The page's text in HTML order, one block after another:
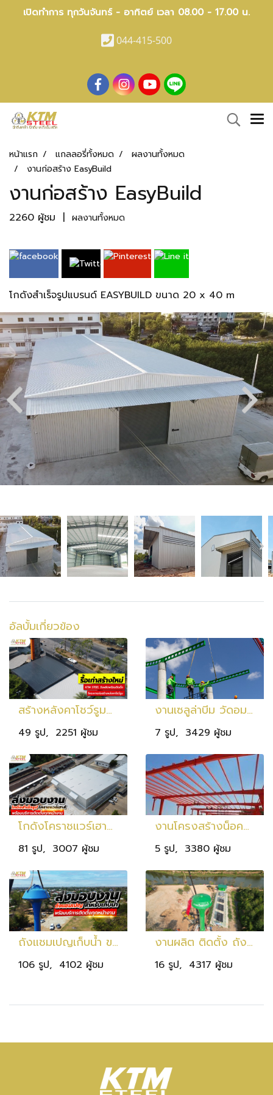
เปิดทำการ ทุกวันจันทร์ - อาทิตย์ เวลา 08.00 - 17.00 น.
044-415-500
หน้าแรก แกลลอรี่ทั้งหมด
ผลงานทั้งหมด
งานก่อสร้าง EasyBuild
งานก่อสร้าง EasyBuild
2260 ผู้ชม | ผลงานทั้งหมด
โกดังสำเร็จรูปแบรนด์ EASYBUILD ขนาด 20 x 40 m
อัลบั้มเกี่ยวข้อง
สร้างหลังคาโชว์รูมมิตซู รัตนหิรัญ (ปากช่อง) ขนาดพื้นที่ 300 ตารางเมตร
49 รูป, 2251 ผู้ชม
งานเซลูล่าบีม วัดอมตวราราม อ.ประทาย จ.นครราชสีมา
7 รูป, 3429 ผู้ชม
โกดังโคราชแวร์เฮาส์ ขนาด 2,400 ตร.ม. ที่โคราช ในรูปแบบอาคารโครงสร้างเหล็กถักสำเร็จรูป
81 รูป, 3007 ผู้ชม
งานโครงสร้างน็อคดาว์น โชว์รูมคูโบต้า(อ.จักราช นครราชสีมา)
5 รูป, 3380 ผู้ชม
ถังแชมเปญเก็บน้ำ ขนาด 20 ลบ.ม. สูง 25 ม. เก็บน้ำ 20,000 ลิตร
106 รูป, 4102 ผู้ชม
งานผลิต ติดตั้ง ถังน้ำทรงแชมเปญ จ.ปราจีนบุรี
16 รูป, 4317 ผู้ชม